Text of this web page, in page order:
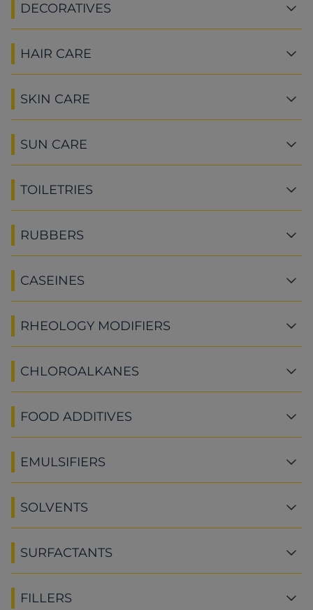
DECORATIVES
HAIR CARE
SKIN CARE
SUN CARE
TOILETRIES
RUBBERS
CASEINES
RHEOLOGY MODIFIERS
CHLOROALKANES
FOOD ADDITIVES
EMULSIFIERS
SOLVENTS
SURFACTANTS
FILLERS